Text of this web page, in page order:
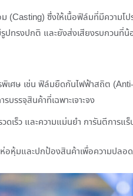
ซึ่งให้เนื้อฟิล์มที่มีความโป
ทรงปกติ และยังส่งเสียงรบกวนที่
ศษ เช่น ฟิล์มยืดกันไฟฟ้าสถิต
รรจุสินค้าที่เฉพาะเจาะจง
ร็ว และความแม่นยำ การันตีการแ
หุ้มและปกป้องสินค้าเพื่อความปล